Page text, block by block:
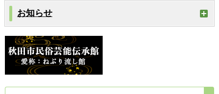
お知らせ